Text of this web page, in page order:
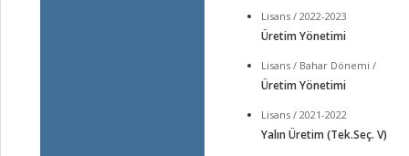
Lisans / 2022-2023
Üretim Yönetimi
Lisans / Bahar Dönemi /
Üretim Yönetimi
Lisans / 2021-2022
Yalın Üretim (Tek.Seç. V)